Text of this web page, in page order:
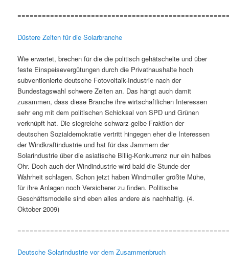
Düstere Zeiten für die Solarbranche
Wie erwartet, brechen für die die politisch gehätschelte und über
feste Einspeisevergütungen durch die Privathaushalte hoch
subventionierte deutsche Fotovoltaik-Industrie nach der
Bundestagswahl schwere Zeiten an. Das hängt auch damit
zusammen, dass diese Branche ihre wirtschaftlichen Interessen
sehr eng mit dem politischen Schicksal von SPD und Grünen
verknüpft hat. Die siegreiche schwarz-gelbe Fraktion der
deutschen Sozialdemokratie vertritt hingegen eher die Interessen
der Windkraftindustrie und hat für das Jammern der
Solarindustrie über die asiatische Billig-Konkurrenz nur ein halbes
Ohr. Doch auch der Windindustrie wird bald die Stunde der
Wahrheit schlagen. Schon jetzt haben Windmüller größte Mühe,
für ihre Anlagen noch Versicherer zu finden. Politische
Geschäftsmodelle sind eben alles andere als nachhaltig. (4.
Oktober 2009)
Deutsche Solarindustrie vor dem Zusammenbruch